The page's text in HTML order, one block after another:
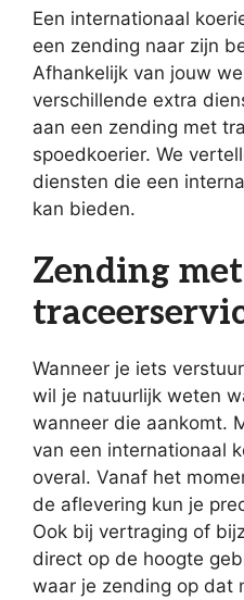
Een internationaal
een zending naar zijn
Afhankelijk van jouw
verschillende extra
aan een zending met
spoedkoerier. We
diensten die een
kan bieden.
Zending met
Wanneer je iets
wil je natuurlijk weten
wanneer die aankomt.
van een internationaal
overal. Vanaf het
de aflevering kun je
Ook bij vertraging of
direct op de hoogte
waar je zending op dat